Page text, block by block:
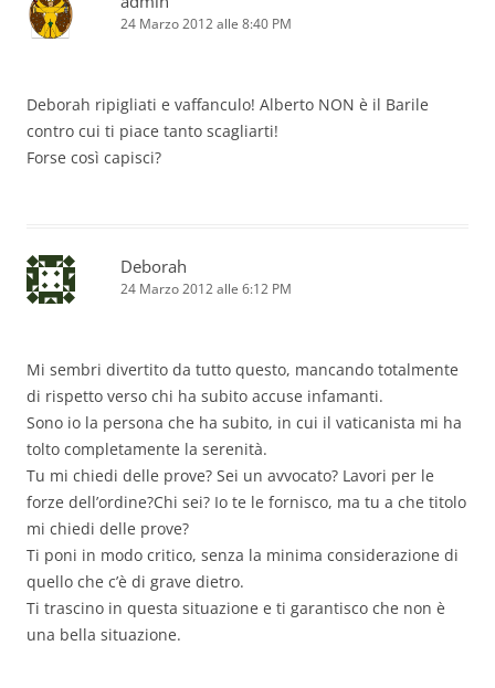
24 Marzo 2012 alle 8:40 PM
Deborah ripigliati e vaffanculo! Alberto NON è il Barile
contro cui ti piace tanto scagliarti!
Forse così capisci?
Deborah
24 Marzo 2012 alle 6:12 PM
Mi sembri divertito da tutto questo, mancando totalmente
di rispetto verso chi ha subito accuse infamanti.
Sono io la persona che ha subito, in cui il vaticanista mi ha
tolto completamente la serenità.
Tu mi chiedi delle prove? Sei un avvocato? Lavori per le
forze dell’ordine?Chi sei? Io te le fornisco, ma tu a che titolo
mi chiedi delle prove?
Ti poni in modo critico, senza la minima considerazione di
quello che c’è di grave dietro.
Ti trascino in questa situazione e ti garantisco che non è
una bella situazione.